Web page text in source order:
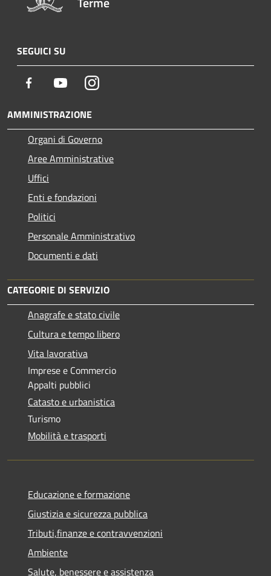
SEGUICI SU
Facebook YoutubeInstagram
AMMINISTRAZIONE
Organi di Governo
Aree Amministrative
Uffici
Enti e fondazioni
Politici
Personale Amministrativo
Documenti e dati
CATEGORIE DI SERVIZIO
Anagrafe e stato civile
Cultura e tempo libero
Vita lavorativa
Imprese e Commercio
Appalti pubblici
Catasto e urbanistica
Turismo
Mobilità e trasporti
Educazione e formazione
Giustizia e sicurezza pubblica
Tributi,finanze e contravvenzioni
Ambiente
Salute, benessere e assistenza